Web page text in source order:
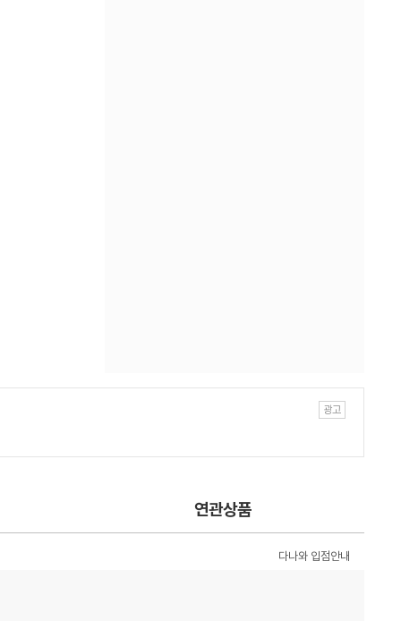
연관상품
다나와 입점안내